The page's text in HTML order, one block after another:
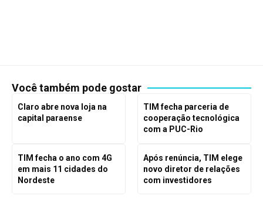
Você também pode gostar
Claro abre nova loja na
capital paraense
TIM fecha parceria de
cooperação tecnológica
com a PUC-Rio
TIM fecha o ano com 4G
em mais 11 cidades do
Nordeste
Após renúncia, TIM elege
novo diretor de relações
com investidores